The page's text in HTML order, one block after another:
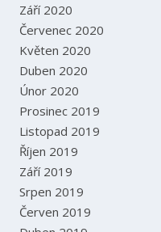
Září 2020
Červenec 2020
Květen 2020
Duben 2020
Únor 2020
Prosinec 2019
Listopad 2019
Říjen 2019
Září 2019
Srpen 2019
Červen 2019